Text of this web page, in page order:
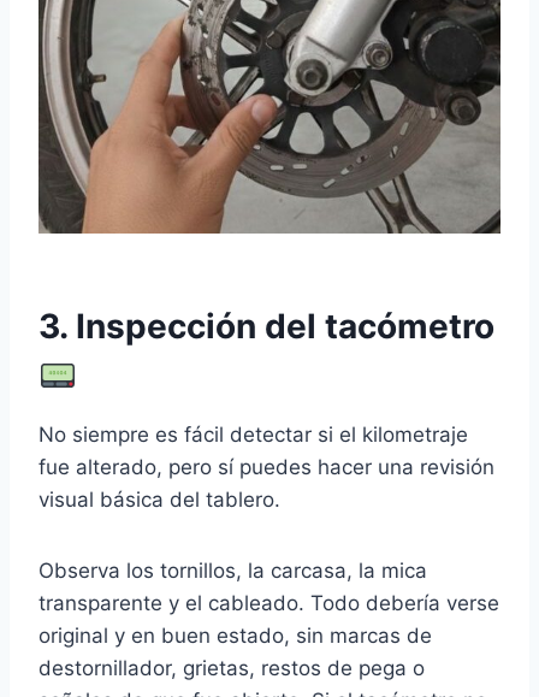
3. Inspección del tacómetro
No siempre es fácil detectar si el kilometraje
fue alterado, pero sí puedes hacer una revisión
visual básica del tablero.
Observa los tornillos, la carcasa, la mica
transparente y el cableado. Todo debería verse
original y en buen estado, sin marcas de
destornillador, grietas, restos de pega o